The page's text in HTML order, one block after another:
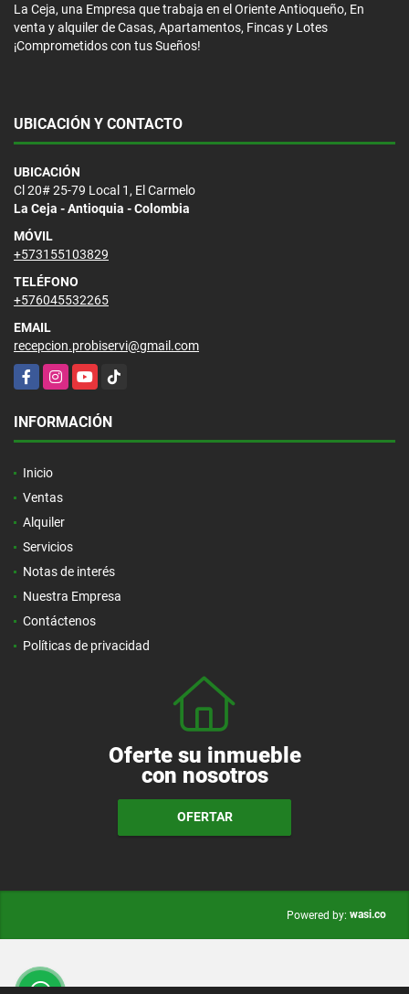
La Ceja, una Empresa que trabaja en el Oriente Antioqueño, En
venta y alquiler de Casas, Apartamentos, Fincas y Lotes
¡Comprometidos con tus Sueños!
UBICACIÓN Y CONTACTO
UBICACIÓN
Cl 20# 25-79 Local 1, El Carmelo
La Ceja - Antioquia - Colombia
MÓVIL
+573155103829
TELÉFONO
+576045532265
EMAIL
recepcion.probiservi@gmail.com
FacebookInstagramYouTubeTikTok
INFORMACIÓN
Inicio
Ventas
Alquiler
Servicios
Notas de interés
Nuestra Empresa
Contáctenos
Políticas de privacidad
Oferte su inmueble
con nosotros
OFERTAR
Powered by: wasi.co